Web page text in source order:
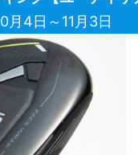
月4日～11月3日